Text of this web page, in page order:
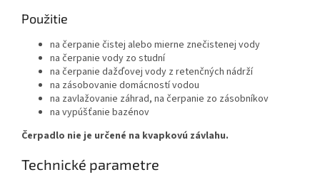
Použitie
na čerpanie čistej alebo mierne znečistenej vody
na čerpanie vody zo studní
na čerpanie dažďovej vody z retenčných nádrží
na zásobovanie domácností vodou
na zavlažovanie záhrad, na čerpanie zo zásobníkov
na vypúšťanie bazénov
Čerpadlo nie je určené na kvapkovú závlahu.
Technické parametre